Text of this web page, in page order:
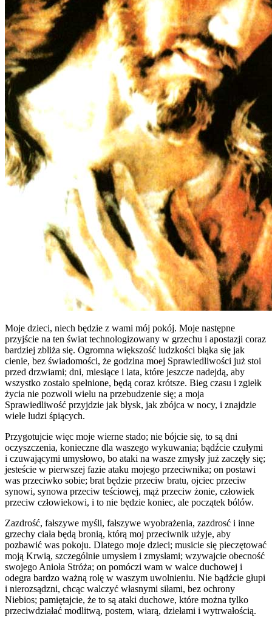
Moje dzieci, niech będzie z wami mój pokój. Moje następne
przyjście na ten świat technologizowany w grzechu i apostazji coraz
bardziej zbliża się. Ogromna większość ludzkości błąka się jak
cienie, bez świadomości, że godzina moej Sprawiedliwości już stoi
przed drzwiami; dni, miesiące i lata, które jeszcze nadejdą, aby
wszystko zostało spełnione, będą coraz krótsze. Bieg czasu i zgiełk
życia nie pozwoli wielu na przebudzenie się; a moja
Sprawiedliwość przyjdzie jak błysk, jak zbójca w nocy, i znajdzie
wiele ludzi śpiących.
Przygotujcie więc moje wierne stado; nie bójcie się, to są dni
oczyszczenia, konieczne dla waszego wykuwania; bądźcie czułymi
i czuwającymi umysłowo, bo ataki na wasze zmysły już zaczęły się;
jesteście w pierwszej fazie ataku mojego przeciwnika; on postawi
was przeciwko sobie; brat będzie przeciw bratu, ojciec przeciw
synowi, synowa przeciw teściowej, mąż przeciw żonie, człowiek
przeciw człowiekowi, i to nie będzie koniec, ale początek bólów.
Zazdrość, fałszywe myśli, fałszywe wyobrażenia, zazdrosć i inne
grzechy ciała będą bronią, którą moj przeciwnik użyje, aby
pozbawić was pokoju. Dlatego moje dzieci; musicie się pieczętować
moją Krwią, szczególnie umysłem i zmysłami; wzywajcie obecność
swojego Anioła Stróża; on pomóczi wam w walce duchowej i
odegra bardzo ważną rolę w waszym uwolnieniu. Nie bądźcie głupi
i nierozsądzni, chcąc walczyć własnymi siłami, bez ochrony
Niebios; pamiętajcie, że to są ataki duchowe, które można tylko
przeciwdziałać modlitwą, postem, wiarą, dziełami i wytrwałością.